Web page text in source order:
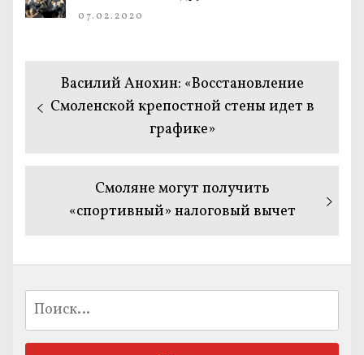
07.02.2020
Навигация
по
Предыдущая
запись:
Василий Анохин: «Восстановление
Смоленской крепостной стены идет в
графике»
Следующая
запись:
Смоляне могут получить
«спортивный» налоговый вычет
Найти: